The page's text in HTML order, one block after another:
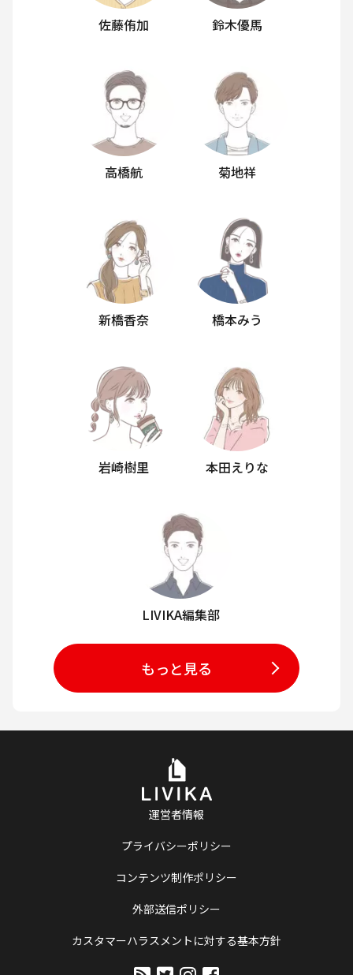
佐藤侑加 鈴木優馬
高橋航 菊地祥
新橋香奈 橋本みう
岩崎樹里 本田えりな
LIVIKA編集部
もっと見る
運営者情報
プライバシーポリシー
コンテンツ制作ポリシー
外部送信ポリシー
カスタマーハラスメントに対する基本方針